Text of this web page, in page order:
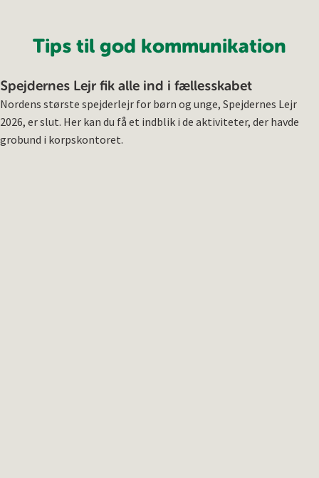
Tips til god kommunikation
Spejdernes Lejr fik alle ind i fællesskabet
Nordens største spejderlejr for børn og unge, Spejdernes Lejr
2026, er slut. Her kan du få et indblik i de aktiviteter, der havde
grobund i korpskontoret.